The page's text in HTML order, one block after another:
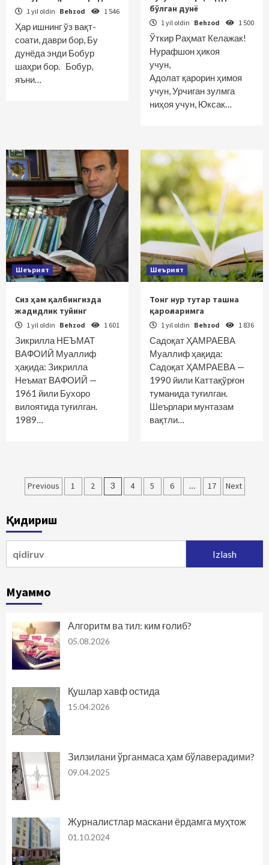
1 yil oldin Behzod 1 546
Ҳар ишнинг ўз вақт-
соати, даври бор, Бу
дунёда энди Бобур
шаҳри бор. Бобур,
яъни…
бўлган дунё
1 yil oldin Behzod 1 500
Ўткир Раҳмат Келажак!
Нурафшон ҳикоя
учун,
Адолат қарорин ҳимоя
учун, Урчиган зулмга
ниҳоя учун, Юксак…
Шеърият
Сиз ҳам қалбингизда
жадидлик туйинг
1 yil oldin Behzod 1 601
Зикрилла НЕЪМАТ
ВАФОИЙ Муаллиф
ҳақида: Зикрилла
Неъмат ВАФОИЙ —
1961 йили Бухоро
вилоятида туғилган.
1989…
Шеърият
Тонг нур тутар ташна
қароғларимга
1 yil oldin Behzod 1 836
Садоқат ҲАМРАЕВА
Муаллиф ҳақида:
Садоқат ҲАМРАЕВА —
1990 йили Каттақўрғон
туманида туғилган.
Шеърлари мунтазам
вақтли…
Maqolalar
harakatlanish
Previous 1 2 3 4 5 6 … 17 Next
Қидириш
Муаммо
Алгоритм ва тил: ким ғолиб?
05.08.2026
Қушлар хавф остида
15.04.2026
Зилзилани ўрганмаса ҳам бўлаверадими?
09.04.2025
Журналистлар маскани ёрдамга муҳтож
01.10.2024